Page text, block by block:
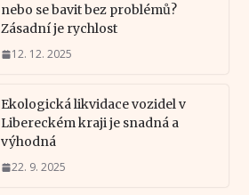
nebo se bavit bez problémů?
Zásadní je rychlost
12. 12. 2025
Ekologická likvidace vozidel v
Libereckém kraji je snadná a
výhodná
22. 9. 2025